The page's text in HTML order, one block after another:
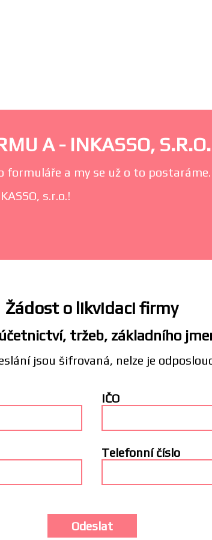
A - INKASSO,
a my se už o to postaráme.
s.r.o.!
Žádost o likvidaci firmy
tržeb, základního
jsou šifrovaná, nelze je
IČO
Telefonní číslo
Odeslat